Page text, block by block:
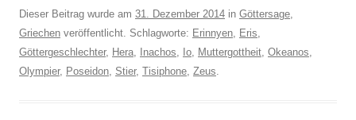
Dieser Beitrag wurde am 31. Dezember 2014 in Göttersage,
Griechen veröffentlicht. Schlagworte: Erinnyen, Eris,
Göttergeschlechter, Hera, Inachos, Io, Muttergottheit, Okeanos,
Olympier, Poseidon, Stier, Tisiphone, Zeus.